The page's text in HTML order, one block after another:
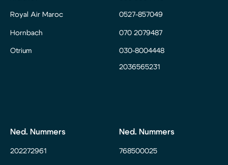
Royal Air Maroc
Hornbach
Otrium
0527-857049
070 2079487
030-8004448
2036565231
Ned. Nummers
202272961
Ned. Nummers
768500025